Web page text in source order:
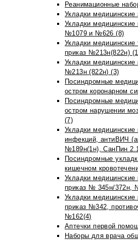
Реанимационные
Укладки медицинские
Укладки медицинские
№1079 и №626 (8)
Укладки медицинские
приказ №213н(822н)
Укладки
№213н (822н) (3)
Посиндромные
остром коронарном
Посиндромные
остром нарушении
(7)
Укладки медицинские
инфекций, антиВИЧ
№189н(1н), СанПин
Посиндромные
кишечном
Укладки
приказ № 345н/372н,
Укладки медицинские
приказ №342,
№162(4)
Аптечки первой
Наборы для врача